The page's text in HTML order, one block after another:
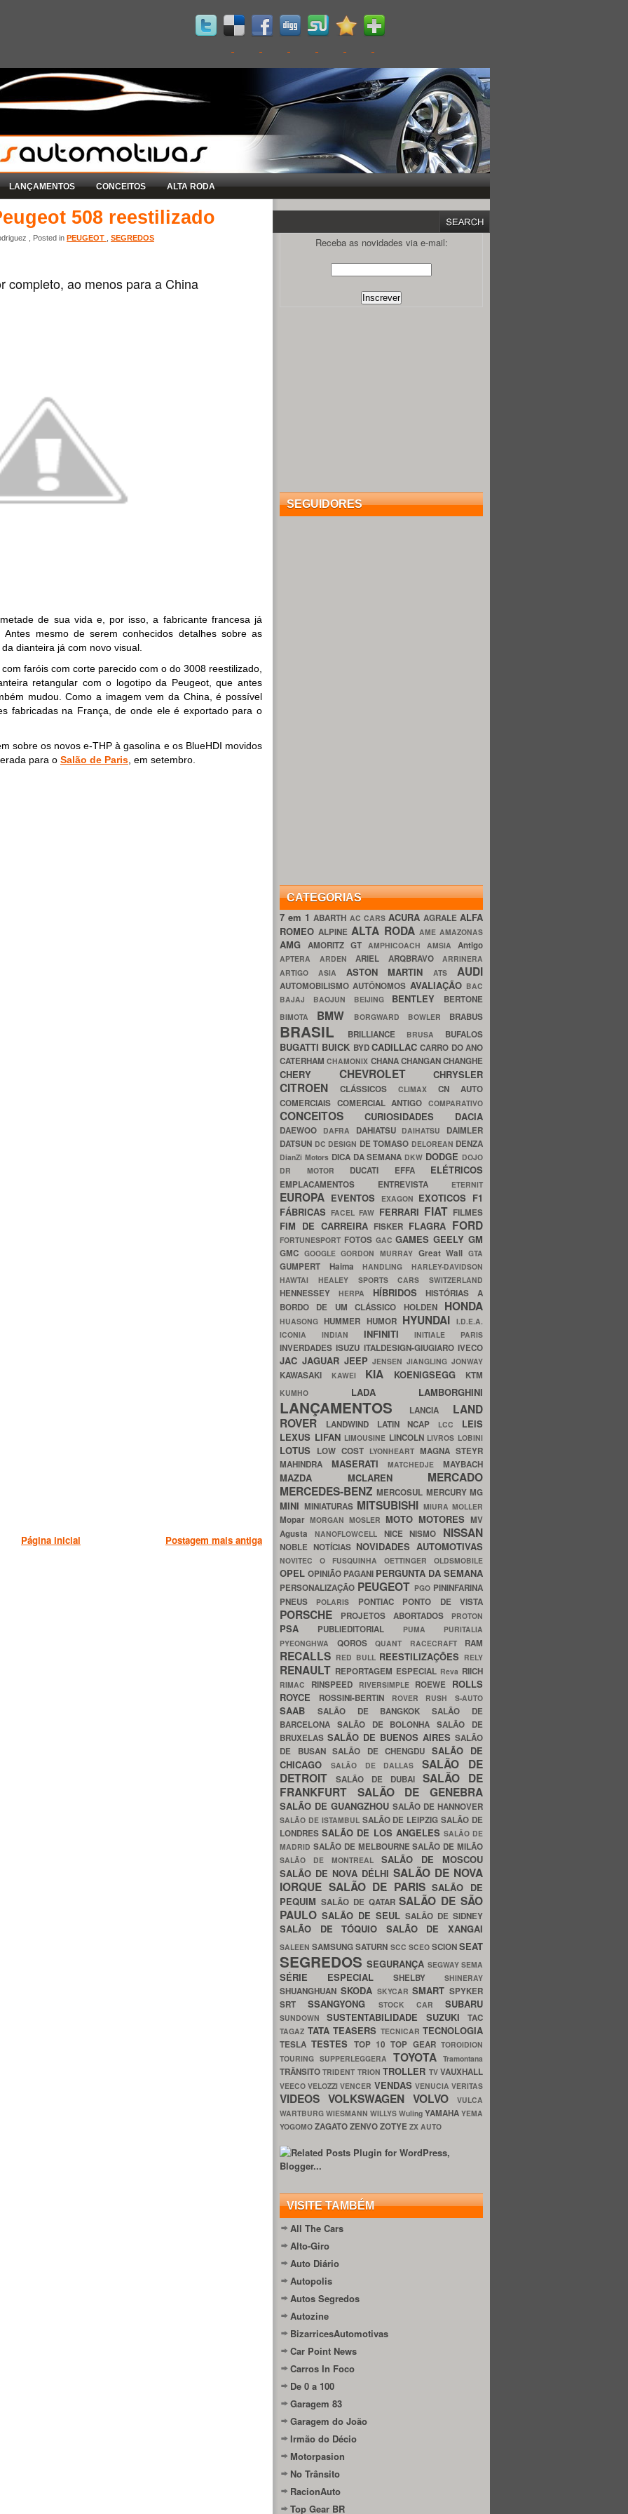
LANÇAMENTOS CONCEITOS ALTA RODA
508 reestilizado
, Posted in PEUGEOT SEGREDOS
completo, ao menos para a China
de sua vida e, por isso, a fabricante francesa já
mesmo de serem conhecidos detalhes sobre as
dianteira já com novo visual.
faróis com corte parecido com o do 3008 reestilizado,
retangular com o logotipo da Peugeot, que antes
mudou. Como a imagem vem da China, é possível
fabricadas na França, de onde ele é exportado para o
sobre os novos e-THP à gasolina e os BlueHDI movidos
para o Salão de Paris , em setembro.
Postagem mais antiga
Página inicial
Receba as novidades via e-mail:
SEGUIDORES
CATEGORIAS
7 em 1ABARTH AC CARS ACURA AGRALE ALFA
ROMEOALPINEALTA RODA AME AMAZONAS
AMG AMORITZ GT AMPHICOACH AMSIA Antigo
APTERA ARDEN ARIEL ARQBRAVO ARRINERA
ARTIGO ASIA ASTON MARTINATS AUDI
AUTOMOBILISMOAUTÔNOMOS AVALIAÇÃO BAC
BAJAJ BAOJUN BEIJING BENTLEY BERTONE
BIMOTA BMW BORGWARD BOWLER BRABUS
BRASIL BRILLIANCE BRUSA BUFALOS
BUGATTI BUICK BYDCADILLACCARRO DO ANO
CATERHAMCHAMONIX CHANACHANGANCHANGHE
CHERY CHEVROLET CHRYSLER
CITROEN CLÁSSICOS CLIMAX CN AUTO
COMERCIAIS COMERCIAL ANTIGOCOMPARATIVO
CONCEITOS CURIOSIDADES DACIA
DAEWOO DAFRA DAHIATSU DAIHATSU DAIMLER
DATSUN DC DESIGN DE TOMASO DELOREAN DENZA
DianZi Motors DICA DA SEMANA DKW DODGE DOJO
DR MOTOR DUCATI EFFA ELÉTRICOS
EMPLACAMENTOS ENTREVISTA ETERNIT
EUROPA EVENTOS EXAGON EXOTICOS F1
FÁBRICASFACELFAW FERRARI FIAT FILMES
FIM DE CARREIRA FISKER FLAGRA FORD
FORTUNESPORT FOTOS GACGAMESGEELYGM
GMC GOOGLEGORDON MURRAY Great WallGTA
GUMPERT HaimaHANDLINGHARLEY-DAVIDSON
HAWTAI HEALEY SPORTS CARS SWITZERLAND
HENNESSEY HERPA HÍBRIDOSHISTÓRIAS A
BORDO DE UM CLÁSSICO HOLDEN HONDA
HUASONGHUMMER HUMOR HYUNDAI I.D.E.A.
ICONIA INDIAN INFINITIINITIALE PARIS
INVERDADESISUZU ITALDESIGN-GIUGIAROIVECO
JAC JAGUAR JEEPJENSENJIANGLINGJONWAY
KAWASAKI KAWEI KIA KOENIGSEGG KTM
KUMHO LADA LAMBORGHINI
LANÇAMENTOS LANCIA LAND
ROVER
LANDWIND LATIN NCAP LCC LEIS
LEXUS LIFAN LIMOUSINE LINCOLN LIVROS LOBINI
LOTUS LOW COST LYONHEART MAGNA STEYR
MAHINDRA MASERATIMATCHEDJEMAYBACH
MAZDA MCLAREN MERCADO
MERCEDES-BENZMERCOSUL MERCURYMG
MINI MINIATURAS MITSUBISHI MIURA MOLLER
Mopar MORGAN MOSLER MOTO MOTORES MV
Agusta NANOFLOWCELL NICENISMO NISSAN
NOBLE NOTÍCIAS NOVIDADES AUTOMOTIVAS
NOVITEC O FUSQUINHA OETTINGER OLDSMOBILE
OPEL OPINIÃO PAGANI PERGUNTA DA SEMANA
PERSONALIZAÇÃO PEUGEOT PGO PININFARINA
PNEUS
POLARIS PONTIAC PONTO DE VISTA
PORSCHE PROJETOS ABORTADOS PROTON
PSA PUBLIEDITORIAL PUMA PURITALIA
PYEONGHWA QOROS QUANT RACECRAFT RAM
RECALLS RED BULL REESTILIZAÇÕES RELY
RENAULT REPORTAGEM ESPECIAL Reva RIICH
RIMAC RINSPEED RIVERSIMPLE ROEWE ROLLS
ROYCE
ROSSINI-BERTIN ROVER RUSH S-AUTO
SAAB SALÃO DE BANGKOKSALÃO DE
BARCELONA SALÃO DE BOLONHASALÃO DE
BRUXELAS SALÃO DE BUENOS AIRES SALÃO
DE BUSAN SALÃO DE CHENGDU SALÃO DE
CHICAGO
SALÃO DE DALLASSALÃO DE
DETROIT
SALÃO DE DUBAI SALÃO DE
FRANKFURT SALÃO DE GENEBRA
SALÃO DE GUANGZHOU SALÃO DE HANNOVER
SALÃO DE ISTAMBUL SALÃO DE LEIPZIGSALÃO DE
LONDRESSALÃO DE LOS ANGELES SALÃO DE
MADRID SALÃO DE MELBOURNESALÃO DE MILÃO
SALÃO DE MONTREAL SALÃO DE MOSCOU
SALÃO DE NOVA DÉLHI SALÃO DE NOVA
IORQUE SALÃO DE PARISSALÃO DE
PEQUIM SALÃO DE QATARSALÃO DE SÃO
PAULO SALÃO DE SEUL SALÃO DE SIDNEY
SALÃO DE TÓQUIO SALÃO DE XANGAI
SALEENSAMSUNGSATURN SCC SCEO SCIONSEAT
SEGREDOSSEGURANÇA SEGWAYSEMA
SÉRIE ESPECIAL SHELBY SHINERAY
SHUANGHUAN SKODA SKYCARSMART SPYKER
SRTSSANGYONG STOCK CAR SUBARU
SUNDOWNSUSTENTABILIDADE SUZUKITAC
TAGAZ TATA TEASERS TECNICAR TECNOLOGIA
TESLATESTES TOP 10TOP GEARTOROIDION
TOURING SUPPERLEGGERA TOYOTATramontana
TRÂNSITOTRIDENT TRIONTROLLER TVVAUXHALL
VEECOVELOZZIVENCER VENDAS VENUCIAVERITAS
VIDEOS VOLKSWAGEN VOLVO
VULCA
WARTBURG WIESMANN WILLYS Wuling YAMAHA YEMA
YOGOMO ZAGATOZENVOZOTYE ZX AUTO
VISITE TAMBÉM
All The Cars
Alto-Giro
Auto Diário
Autopolis
Autos Segredos
Autozine
BizarricesAutomotivas
Car Point News
Carros In Foco
De 0 a 100
Garagem 83
Garagem do João
Irmão do Décio
Motorpasion
No Trânsito
RacionAuto
Top Gear BR